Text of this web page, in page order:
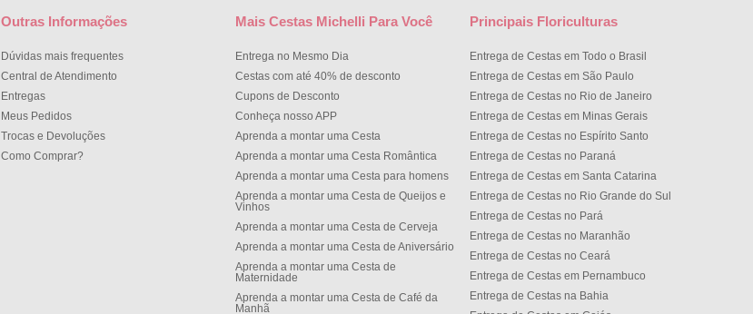
Outras Informações
Dúvidas mais frequentes
Central de Atendimento
Entregas
Meus Pedidos
Trocas e Devoluções
Como Comprar?
Mais Cestas Michelli Para Você
Entrega no Mesmo Dia
Cestas com até 40% de desconto
Cupons de Desconto
Conheça nosso APP
Aprenda a montar uma Cesta
Aprenda a montar uma Cesta Romântica
Aprenda a montar uma Cesta para homens
Aprenda a montar uma Cesta de Queijos e
Vinhos
Aprenda a montar uma Cesta de Cerveja
Aprenda a montar uma Cesta de Aniversário
Aprenda a montar uma Cesta de
Maternidade
Aprenda a montar uma Cesta de Café da
Manh
Principais Floriculturas
Entrega de Cestas em Todo o Brasil
Entrega de Cestas em São Paulo
Entrega de Cestas no Rio de Janeiro
Entrega de Cestas em Minas Gerais
Entrega de Cestas no Espírito Santo
Entrega de Cestas no Paran
Entrega de Cestas em Santa Catarina
Entrega de Cestas no Rio Grande do Sul
Entrega de Cestas no Par
Entrega de Cestas no Maranhão
Entrega de Cestas no Cear
Entrega de Cestas em Pernambuco
Entrega de Cestas na Bahia